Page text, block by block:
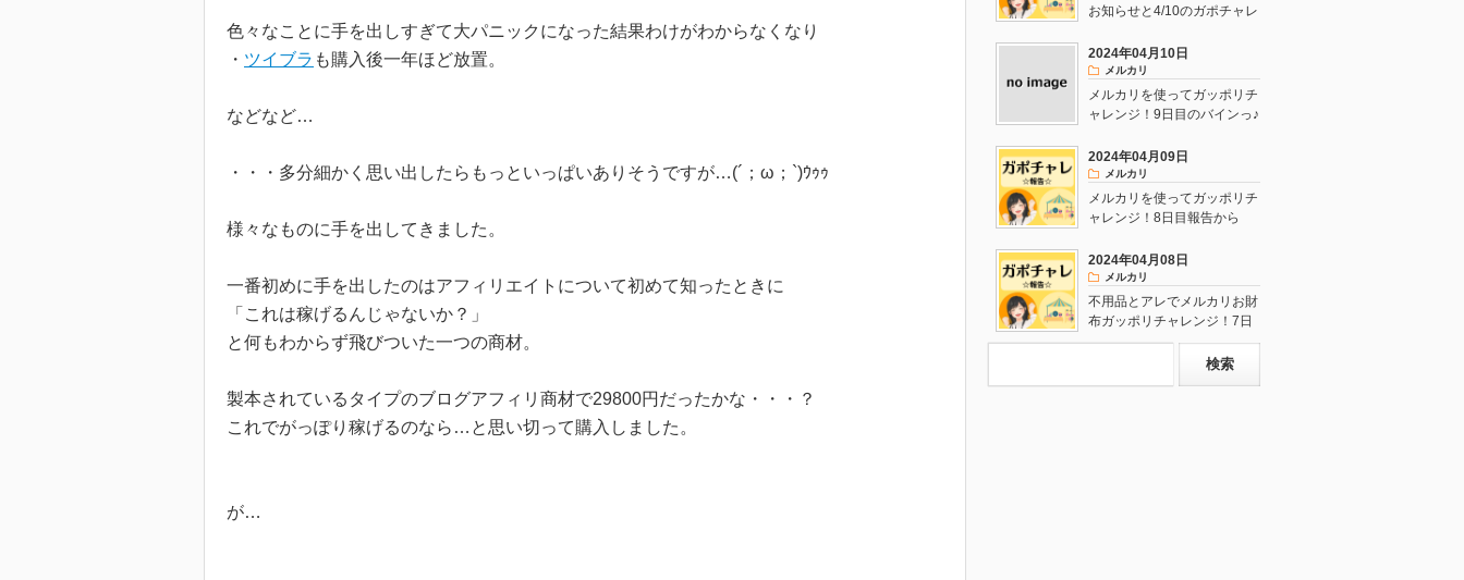
色々なことに手を出しすぎて大パニックになった結果わけがわからなくなり
・ ツイブラ も購入後一年ほど放置。
などなど…
・・・多分細かく思い出したらもっといっぱいありそうですが…(´；ω；`)ｳｩｩ
様々なものに手を出してきました。
一番初めに手を出したのはアフィリエイトについて初めて知ったときに
「これは稼げるんじゃないか？」
と何もわからず飛びついた一つの商材。
製本されているタイプのブログアフィリ商材で29800円だったかな・・・？
これでがっぽり稼げるのなら…と思い切って購入しました。
が…
お知らせと4/10のガポチャレ
2024年04月10日
メルカリ
メルカリを使ってガッポリチ
ャレンジ！9日目のバインっ♪
2024年04月09日
メルカリ
メルカリを使ってガッポリチ
ャレンジ！8日目報告から
2024年04月08日
メルカリ
不用品とアレでメルカリお財
布ガッポリチャレンジ！7日
目！